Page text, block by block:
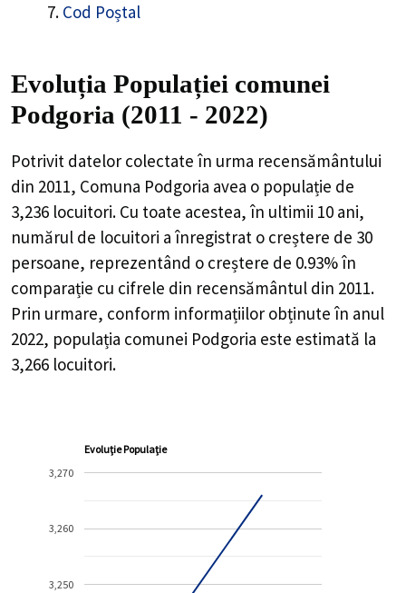
Cod Poștal
Evoluția Populației comunei
Podgoria (2011 - 2022)
Potrivit datelor colectate în urma recensământului
din 2011, Comuna Podgoria avea o populație de
3,236 locuitori. Cu toate acestea, în ultimii 10 ani,
numărul de locuitori a înregistrat o creștere de 30
persoane, reprezentând o creștere de 0.93%în
comparație cu cifrele din recensământul din 2011.
Prin urmare, conform informațiilor obținute în anul
2022, populația comunei Podgoria este estimată la
3,266 locuitori.
Evoluție Populație
3,250
3,260
3,270